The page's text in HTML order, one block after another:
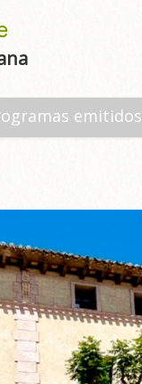
emitidos